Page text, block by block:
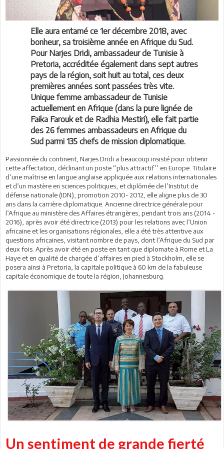
Elle aura entamé ce 1er décembre 2018, avec
bonheur, sa troisième année en Afrique du Sud.
Pour Narjes Dridi, ambassadeur de Tunisie à
Pretoria, accréditée également dans sept autres
pays de la région, soit huit au total, ces deux
premières années sont passées très vite.
Unique femme ambassadeur de Tunisie
actuellement en Afrique (dans la pure lignée de
Faika Farouk et de Radhia Mestiri), elle fait partie
des 26 femmes ambassadeurs en Afrique du
Sud parmi 135 chefs de mission diplomatique.
Passionnée du continent, Narjes Dridi a beaucoup insisté pour obtenir
cette affectation, déclinant un poste ‘’plus attractif’’ en Europe. Titulaire
d’une maîtrise en langue anglaise appliquée aux relations internationales
et d’un mastère en sciences politiques, et diplômée de l’Institut de
défense nationale (IDN), promotion 2010- 2012, elle aligne plus de 30
ans dans la carrière diplomatique. Ancienne directrice générale pour
l’Afrique au ministère des Affaires étrangères, pendant trois ans (2014 -
2016), après avoir été directrice (2013) pour les relations avec l’Union
africaine et les organisations régionales, elle a été très attentive aux
questions africaines, visitant nombre de pays, dont l’Afrique du Sud par
deux fois. Après avoir été en poste en tant que diplomate à Rome et La
Haye et en qualité de chargée d’affaires en pied à Stockholm, elle se
posera ainsi à Pretoria, la capitale politique à 60 km de la fabuleuse
capitale économique de toute la région, Johannesburg.
Un sentiment de grande fierté